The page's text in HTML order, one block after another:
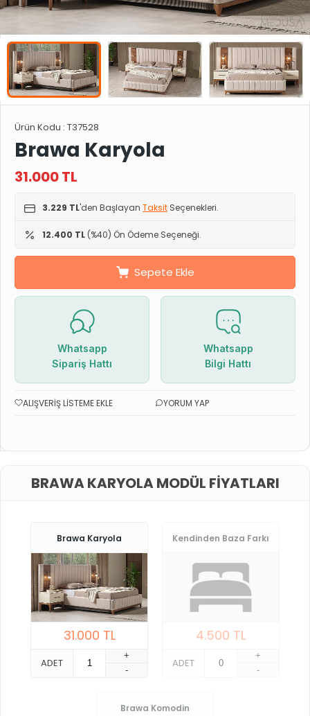
Ürün Kodu : T37528
Brawa Karyola
31.000TL
3.229 TL'den Başlayan Taksit Seçenekleri.
12.400 TL (%40) Ön Ödeme Seçeneği.
Sepete Ekle
Whatsapp
Sipariş Hattı
Whatsapp
Bilgi Hattı
ALIŞVERIŞ LISTEME EKLE YORUM YAP
BRAWA KARYOLA MODÜL FIYATLARI
Brawa Karyola
31.000 TL
ADET
+
-
Kendinden Baza Farkı
4.500 TL
ADET
+
-
Brawa Komodin